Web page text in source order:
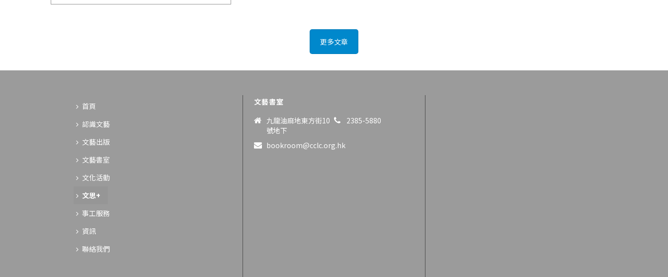
更多文章
首頁
認識文藝
文藝出版
文藝書室
文化活動
文思+
事工服務
資訊
聯絡我們
文藝書室
九龍油麻地東方街10
號地下
2385-5880
bookroom@cclc.org.hk